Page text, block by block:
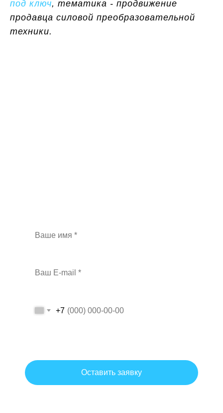
под ключ, тематика - продвижение
продавца силовой преобразовательной
техники.
+7
Оставить заявку